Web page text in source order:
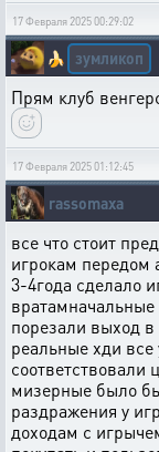
17 Февраля 2025 00:29:02
🍌 зумликоп
Прям клуб
17 Февраля 2025 01:12:45
rassomaxa
все что стоит
игрокам передом
3-4года сделало
порезали выход в
реальные хди
соответствовали
мизерные было
раздражения у
доходам с